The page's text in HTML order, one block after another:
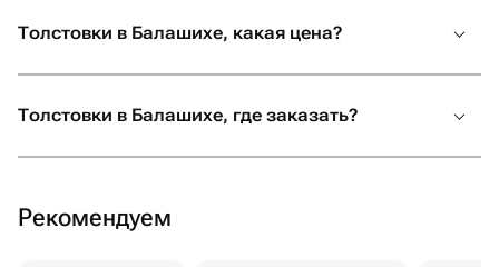
Толстовки в Балашихе, какая цена?
Толстовки в Балашихе, где заказать?
Рекомендуем